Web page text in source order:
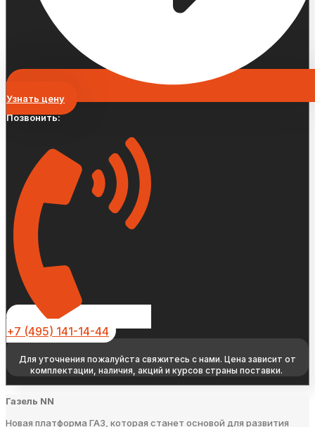
Узнать цену
Позвонить:
+7 (495) 141-14-44
Для уточнения пожалуйста свяжитесь с нами. Цена зависит от
комплектации, наличия, акций и курсов страны поставки.
Газель NN
Новая платформа ГАЗ, которая станет основой для развития